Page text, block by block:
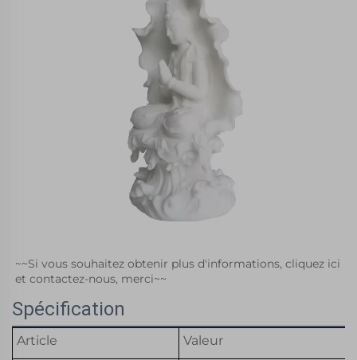
~~Si vous souhaitez obtenir plus d'informations, cliquez ici
et contactez-nous, merci~~
Spécification
Article Valeur